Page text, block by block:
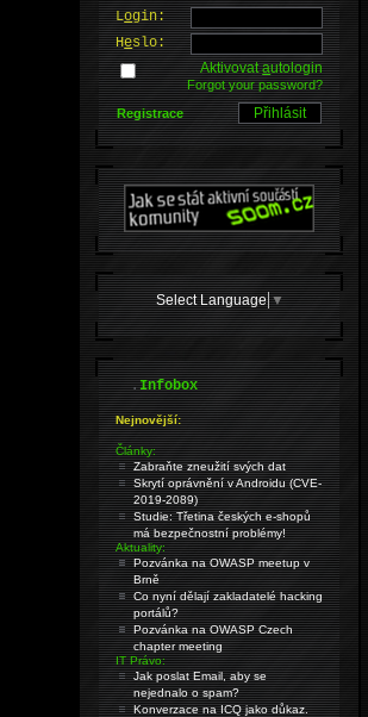
Login:
Heslo:
Aktivovatautologin
Forgot your password?
Registrace
Select Language ▼
.Infobox
Nejnovější:
Články:
Zabraňte zneužití svých dat
Skrytí oprávnění v Androidu (CVE-
2019-2089)
Studie: Třetina českých e-shopů
má bezpečnostní problémy!
Aktuality:
Pozvánka na OWASP meetup v
Brně
Co nyní dělají zakladatelé hacking
portálů?
Pozvánka na OWASP Czech
chapter meeting
IT Právo:
Jak poslat Email, aby se
nejednalo o spam?
Konverzace na ICQ jako důkaz.